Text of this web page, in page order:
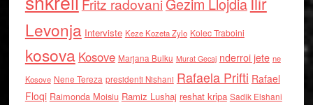
Fritz radovani
Levonja Interviste Keze Kozeta Zylo Kolec Traboini
kosova Kosove Marjana Bulku Murat Gecaj nderroi jete ne
Kosove Nene Tereza presidenti Nishani Rafaela Prifti Rafael
Floqi Raimonda Moisiu Ramiz Lushaj reshat kripa Sadik Elshani